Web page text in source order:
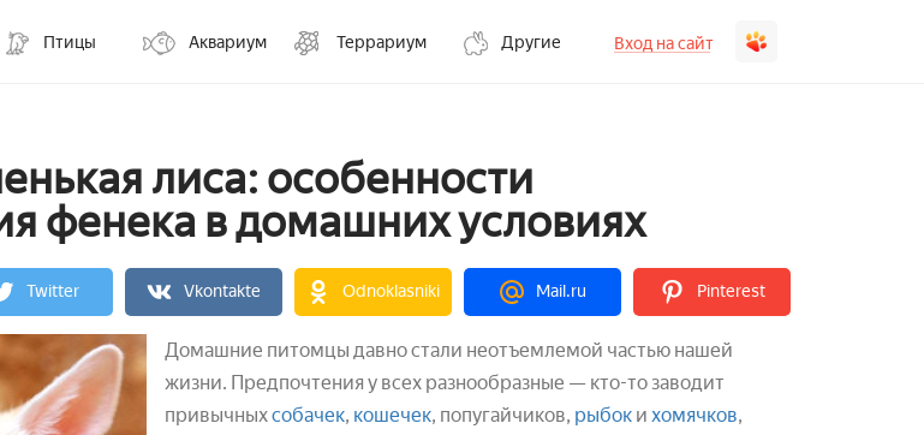
Птицы Аквариум Террариум Другие Вход на сайт
лиса: особенности
фенека в домашних условиях
Twitter Vkontakte Odnoklasniki Mail.ru Pinterest
Домашние питомцы давно стали неотъемлемой частью нашей
жизни. Предпочтения у всех разнообразные — кто-то заводит
привычныхсобачек, кошечек, попугайчиков, рыбок и хомячков,